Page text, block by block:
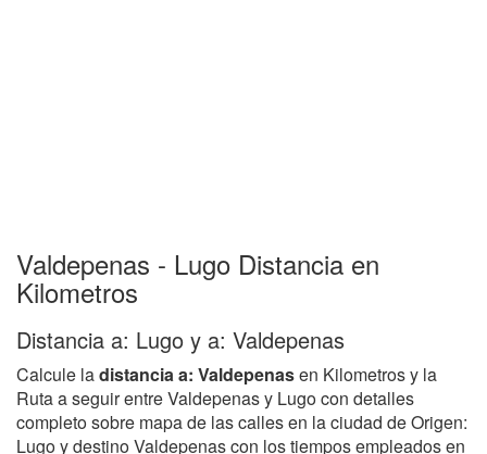
Valdepenas - Lugo Distancia en
Kilometros
Distancia a: Lugo y a: Valdepenas
Calcule ladistancia a: Valdepenasen Kilometros y la
Ruta a seguir entre Valdepenas y Lugo con detalles
completo sobre mapa de las calles en la ciudad de Origen:
Lugo y destino Valdepenas con los tiempos empleados en